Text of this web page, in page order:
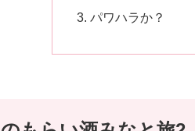
パワハラか？